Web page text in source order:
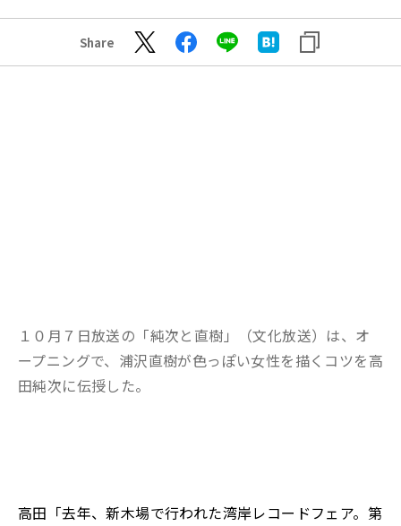
Share
１０月７日放送の「純次と直樹」（文化放送）は、オ
ープニングで、浦沢直樹が色っぽい女性を描くコツを高
田純次に伝授した。
高田「去年、新木場で行われた湾岸レコードフェア。第